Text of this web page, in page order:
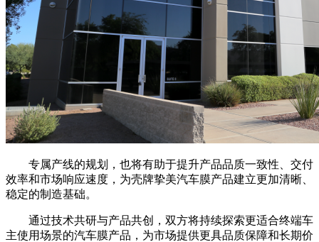
专属产线的规划，也将有助于提升产品品质一致性、交付
效率和市场响应速度，为壳牌挚美汽车膜产品建立更加清晰、
稳定的制造基础。
通过技术共研与产品共创，双方将持续探索更适合终端车
主使用场景的汽车膜产品，为市场提供更具品质保障和长期价